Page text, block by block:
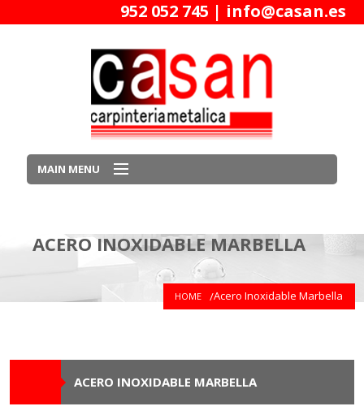
952 052 745 | info@casan.es
MAIN MENU
Quiénes somos
Trabajos Realizados
Contacto
ACERO INOXIDABLE MARBELLA
HOME Acero Inoxidable Marbella
ACERO INOXIDABLE MARBELLA